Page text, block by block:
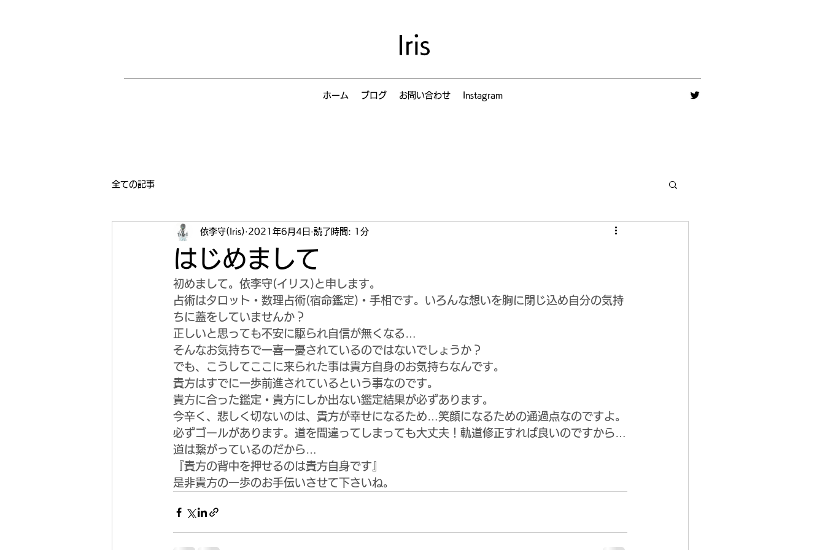
Iris
ホーム ブログ お問い合わせ Instagram
全ての記事
はじめまして
依李守(Iris) 2021年6月4日 読了時間: 1分
初めまして。依李守(イリス)と申します。
占術はタロット・数理占術(宿命鑑定)・手相です。いろんな想いを胸に閉じ込め自分の気持
ちに蓋をしていませんか？
正しいと思っても不安に駆られ自信が無くなる…
そんなお気持ちで一喜一憂されているのではないでしょうか？
でも、こうしてここに来られた事は貴方自身のお気持ちなんです。
貴方はすでに一歩前進されているという事なのです。
貴方に合った鑑定・貴方にしか出ない鑑定結果が必ずあります。
今辛く、悲しく切ないのは、貴方が幸せになるため…笑顔になるための通過点なのですよ。
必ずゴールがあります。道を間違ってしまっても大丈夫！軌道修正すれば良いのですから…
道は繋がっているのだから…
『貴方の背中を押せるのは貴方自身です』
是非貴方の一歩のお手伝いさせて下さいね。